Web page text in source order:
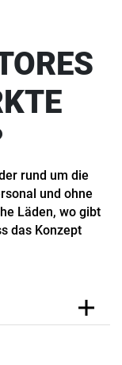
rund um die
und ohne
Läden, wo gibt
das Konzept